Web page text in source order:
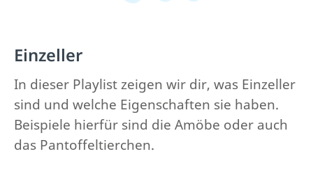
Einzeller
In dieser Playlist zeigen wir dir, was Einzeller
sind und welche Eigenschaften sie haben.
Beispiele hierfür sind die Amöbe oder auch
das Pantoffeltierchen.